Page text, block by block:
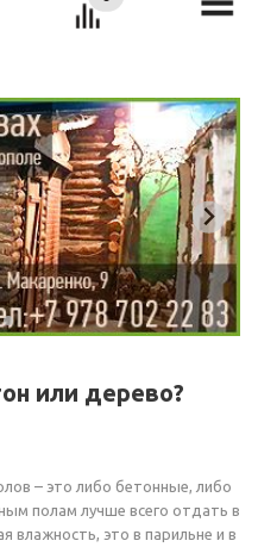
или дерево?
– это либо бетонные, либо
полам лучше всего отдать в
влажность, это в парильне и в